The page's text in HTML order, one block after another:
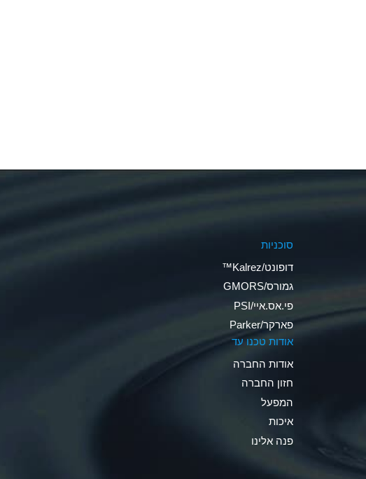
סוכניות
דופונט/Kalrez™
גמורס/GMORS
פי.אס.איי/PSI
פארקר/Parker
אודות טכנו עד
אודות החברה
חזון החברה
המפעל
איכות
פנה אלינו